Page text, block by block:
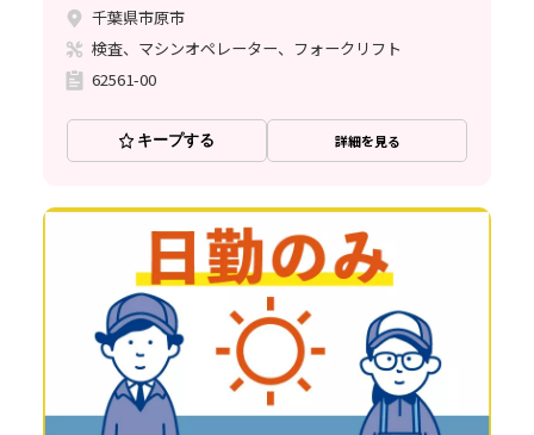
千葉県市原市
検査、マシンオペレーター、フォークリフト
62561-00
キープする 詳細を見る